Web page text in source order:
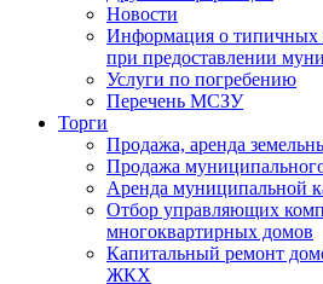
Новости
Информация о типичных
при предоставлении
Услуги по погребению
Перечень МСЗУ
Торги
Продажа, аренда
Продажа
Аренда муниципальной
Отбор управляющих
многоквартирных домов
Капитальный ремонт
ЖКХ